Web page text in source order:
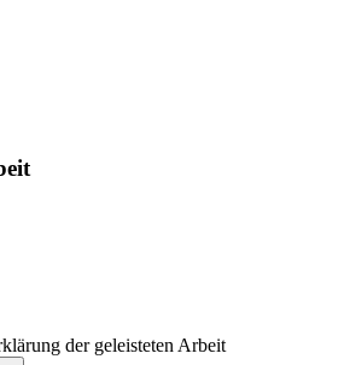
der geleisteten Arbeit